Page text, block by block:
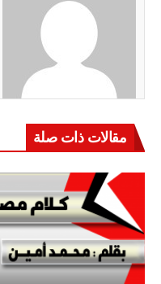
مقالات ذات صلة